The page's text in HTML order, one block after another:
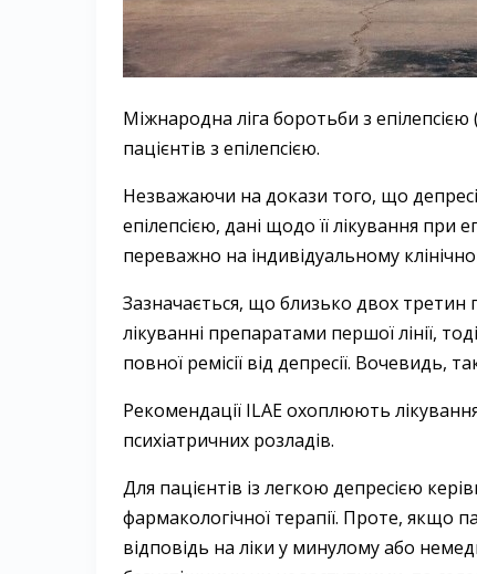
Міжнародна ліга боротьби з
пацієнтів з епілепсією.
Незважаючи на докази того, що
епілепсією, дані щодо її лікування при
переважно на індивідуальному
Зазначається, що близько двох третин
лікуванні препаратами першої лінії,
повної ремісії від депресії. Вочевидь,
Рекомендації ILAE охоплюють лікування
психіатричних розладів.
Для пацієнтів із легкою депресією
фармакологічної терапії. Проте, якщо
відповідь на ліки у минулому або